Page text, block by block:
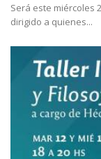
Será este miércoles
dirigido a quienes...